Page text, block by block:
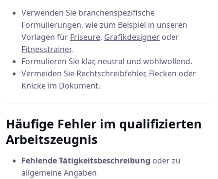
Verwenden Sie branchenspezifische
Formulierungen, wie zum Beispiel in unseren
Vorlagen für Friseure, Grafikdesigner oder
Fitnesstrainer.
Formulieren Sie klar, neutral und wohlwollend.
Vermeiden Sie Rechtschreibfehler, Flecken oder
Knicke im Dokument.
Häufige Fehler im qualifizierten
Arbeitszeugnis
Fehlende Tätigkeitsbeschreibung oder zu
allgemeine Angaben